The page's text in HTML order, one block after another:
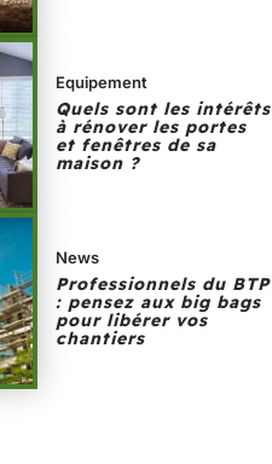
Equipement
Quels sont les intérêts
à rénover les portes
et fenêtres de sa
maison ?
News
Professionnels du BTP
: pensez aux big bags
pour libérer vos
chantiers